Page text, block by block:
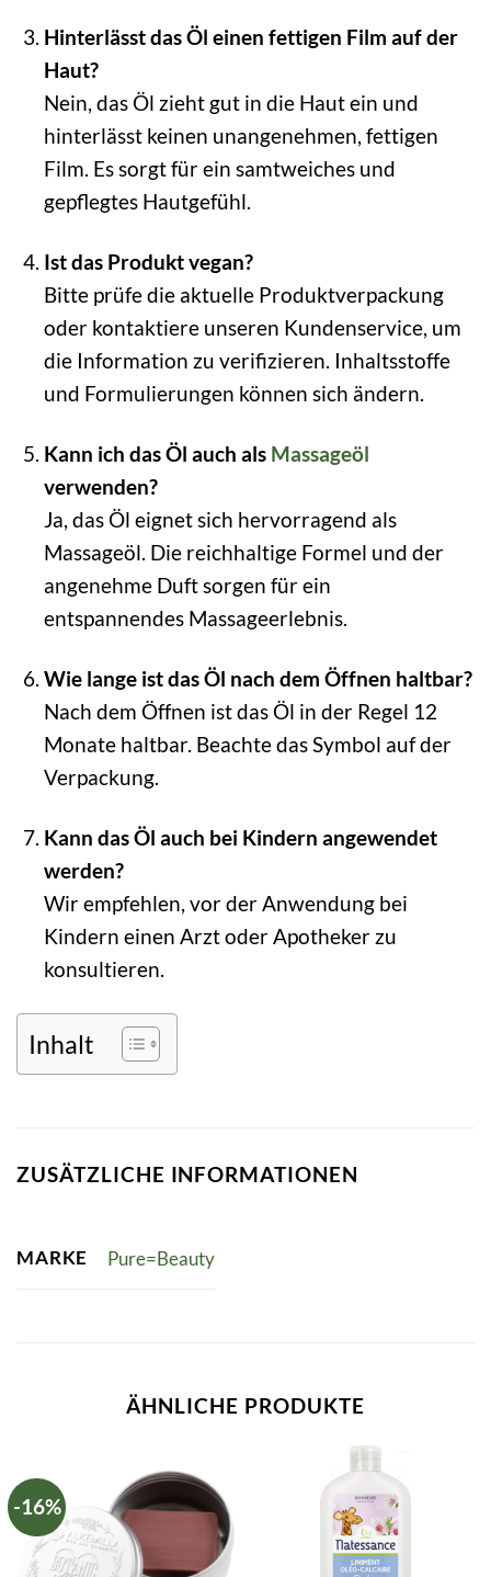
Hinterlässt das Öl einen fettigen Film auf der
Haut?
Nein, das Öl zieht gut in die Haut ein und
hinterlässt keinen unangenehmen, fettigen
Film. Es sorgt für ein samtweiches und
gepflegtes Hautgefühl.
Ist das Produkt vegan?
Bitte prüfe die aktuelle Produktverpackung
oder kontaktiere unseren Kundenservice, um
die Information zu verifizieren. Inhaltsstoffe
und Formulierungen können sich ändern.
Kann ich das Öl auch als Massageöl
verwenden?
Ja, das Öl eignet sich hervorragend als
Massageöl. Die reichhaltige Formel und der
angenehme Duft sorgen für ein
entspannendes Massageerlebnis.
Wie lange ist das Öl nach dem Öffnen haltbar?
Nach dem Öffnen ist das Öl in der Regel 12
Monate haltbar. Beachte das Symbol auf der
Verpackung.
Kann das Öl auch bei Kindern angewendet
werden?
Wir empfehlen, vor der Anwendung bei
Kindern einen Arzt oder Apotheker zu
konsultieren.
Inhalt
ZUSÄTZLICHE INFORMATIONEN
MARKE Pure=Beauty
ÄHNLICHE PRODUKTE
-16%